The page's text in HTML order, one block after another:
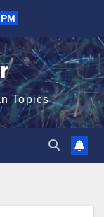
Topics